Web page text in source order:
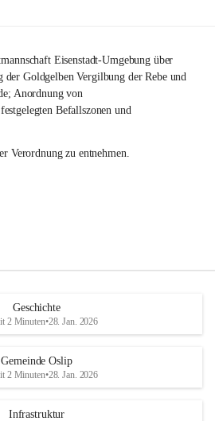
Eisenstadt-Umgebung über
der Goldgelben Vergilbung der Rebe und
Anordnung von
Befallszonen und
Verordnung zu entnehmen.
Geschichte
2 Minuten•28. Jan. 2026
Gemeinde Oslip
2 Minuten•28. Jan. 2026
Infrastruktur